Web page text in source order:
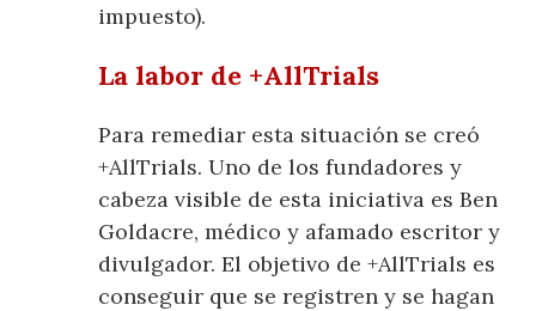
impuesto).
La labor de +AllTrials
Para remediar esta situación se creó
+AllTrials. Uno de los fundadores y
cabeza visible de esta iniciativa es Ben
Goldacre, médico y afamado escritor y
divulgador. El objetivo de +AllTrials es
conseguir que se registren y se hagan